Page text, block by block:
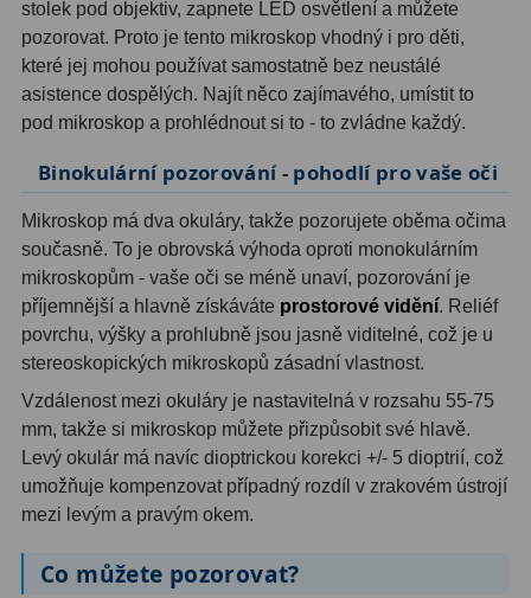
Ostatní22
Seřízení22
Laserové kolimátory6
Optické kolimátory11
Umělé hvězdy5
Zrcátka a hranoly61
Diagonální zrcátka36
Diagonální hranoly
Amici hranoly 45°11
Amici hranoly 90°7
Planetární kamery19
stolek pod objektiv, zapnete LED osvětlení a můžete
pozorovat. Proto je tento mikroskop vhodný i pro děti,
které jej mohou používat samostatně bez neustálé
asistence dospělých. Najít něco zajímavého, umístit to
pod mikroskop a prohlédnout si to - to zvládne každý.
Binokulární pozorování - pohodlí pro vaše oči
Mikroskop má dva okuláry, takže pozorujete oběma očima
současně. To je obrovská výhoda oproti monokulárním
mikroskopům - vaše oči se méně unaví, pozorování je
příjemnější a hlavně získáváte prostorové vidění. Reliéf
povrchu, výšky a prohlubně jsou jasně viditelné, což je u
stereoskopických mikroskopů zásadní vlastnost.
Vzdálenost mezi okuláry je nastavitelná v rozsahu 55-75
mm, takže si mikroskop můžete přizpůsobit své hlavě.
Levý okulár má navíc dioptrickou korekci +/- 5 dioptrií, což
umožňuje kompenzovat případný rozdíl v zrakovém ústrojí
mezi levým a pravým okem.
Co můžete pozorovat?